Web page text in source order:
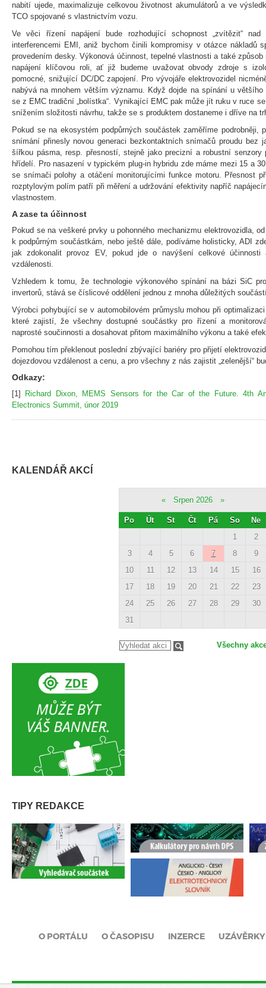
nabití ujede, maximalizuje celkovou životnost akumulátorů a ve
TCO spojované s vlastnictvím vozu.
Ve věci řízení napájení bude rozhodující schopnost „zvítězit“ nad
interferencemi EMI, aniž bychom činili kompromisy v otázce nákladů
provedením desky. Výkonová účinnost, tepelné vlastnosti a také
napájení klíčovou roli, ať již budeme uvažovat obvody zdroje s
pomocné, snižující DC/DC zapojení. Pro vývojáře elektrovozidel
nabývá na mnohem větším významu. Když dojde na spínání u
se z EMC tradiční „bolístka“. Vynikající EMC pak může jít ruku v ruce
snížením složitosti návrhu, takže se s produktem dostaneme i dříve na
Pokud se na ekosystém podpůrných součástek zaměříme podrobněji,
snímání přinesly novou generaci bezkontaktních snímačů proudu bez
šířkou pásma, resp. přesností, stejně jako precizní a robustní senzory
hřídelí. Pro nasazení v typickém plug-in hybridu zde máme mezi 15 a
se snímači polohy a otáčení monitorujícími funkce motoru. Přesnost
rozptylovým polím patří při měření a udržování efektivity napříč
vlastnostem.
A zase ta účinnost
Pokud se na veškeré prvky u pohonného mechanizmu elektrovozidla,
k podpůrným součástkám, nebo ještě dále, podíváme holisticky, ADI
jak zdokonalit provoz EV, pokud jde o navýšení celkové účinnosti
vzdálenosti.
Vzhledem k tomu, že technologie výkonového spínání na bázi SiC
invertorů, stává se číslicové oddělení jednou z mnoha důležitých
Výrobci pohybující se v automobilovém průmyslu mohou při
které zajistí, že všechny dostupné součástky pro řízení a
naprosté součinnosti a dosahovat přitom maximálního výkonu a také
Pomohou tím překlenout poslední zbývající bariéry pro přijetí
dojezdovou vzdálenost a cenu, a pro všechny z nás zajistit „zelenější“
Odkazy:
[1]
Richard Dixon, MEMS Sensors for the Car of the Future. 4th
Electronics Summit, únor 2019
KALENDÁŘ AKCÍ
« Srpen 2026 »
Po Út St Čt Pá So
Ne
1
2
3
4 5 6 7 8
9
10
11 12 13 14 15
16
17
18 19 20 21 22
23
24
25 26 27 28 29
30
31
Všechny
TIPY REDAKCE
O PORTÁLU O ČASOPISU INZERCE UZÁVĚRKY